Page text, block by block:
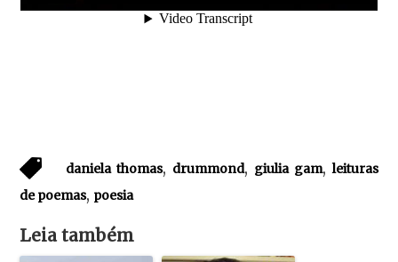
daniela thomas, drummond, giulia gam,leituras
de poemas, poesia
Leia também